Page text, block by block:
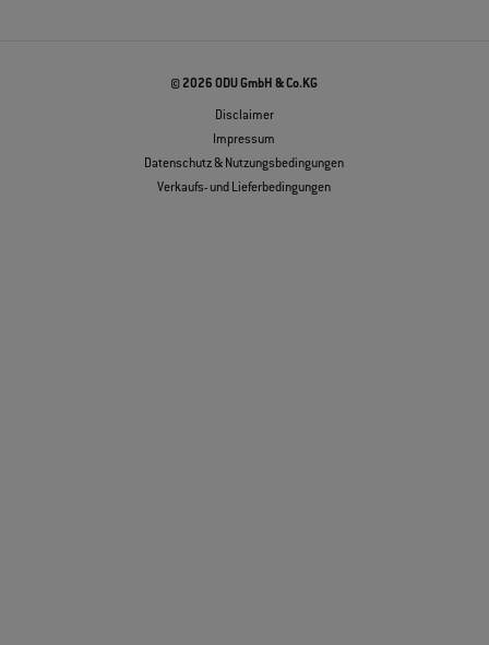
© 2026 ODU GmbH & Co.KG
Disclaimer
Impressum
Datenschutz & Nutzungsbedingungen
Verkaufs- und Lieferbedingungen